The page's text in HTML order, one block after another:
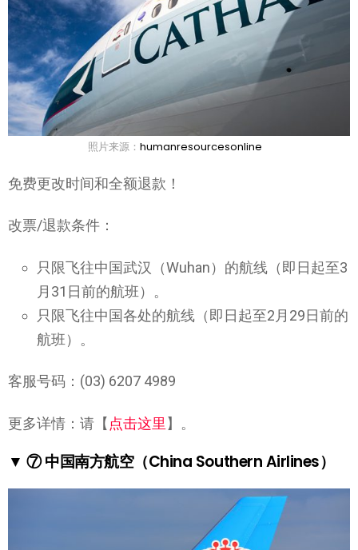
照片来源： humanresourcesonline
免费更改时间和全额退款！
改票/退款条件：
只限飞往中国武汉（Wuhan）的航线（即日起至3
月31日前的航班）。
只限飞往中国各处的航线（即日起至2月29日前的
航班）。
客服号码：(03) 6207 4989
更多详情：请【点击这里】。
▼ ⑦ 中国南方航空（China Southern Airlines）